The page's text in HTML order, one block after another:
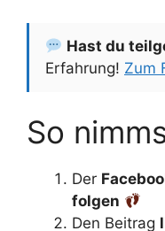
Hast du
Erfahrung! Zum
So
Der
folgen
Den Beitrag